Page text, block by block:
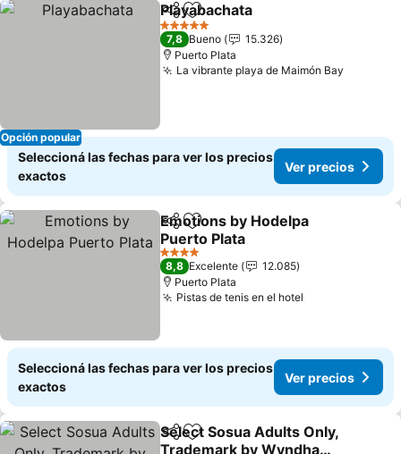
Opción popular
CompartirAñadir a favoritos
Playabachata
5 Estrellas
7,8 Bueno
15.326
Puerto Plata
La vibrante playa de Maimón Bay
Seleccioná las fechas para ver los precios
exactos
Ver precios
CompartirAñadir a favoritos
Emotions by Hodelpa
Puerto Plata
Ver precios
4 Estrellas
8,8 Excelente
12.085
Puerto Plata
Pistas de tenis en el hotel
Seleccioná las fechas para ver los precios
exactos
Ver precios
CompartirAñadir a favoritos
Select Sosua Adults Only,
Trademark by Wyndham